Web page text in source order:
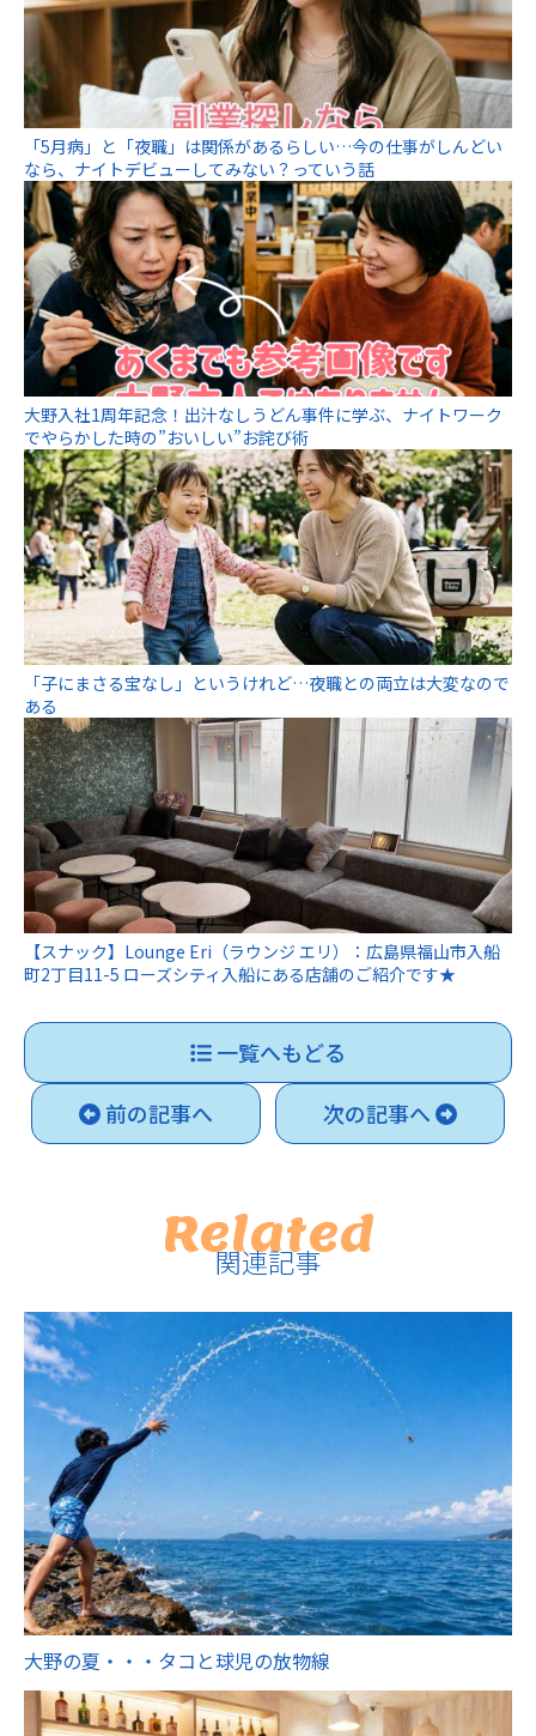
「5月病」と「夜職」は関係があるらしい…今の仕事がしんどい
なら、ナイトデビューしてみない？っていう話
大野入社1周年記念！出汁なしうどん事件に学ぶ、ナイトワーク
でやらかした時の”おいしい”お詫び術
「子にまさる宝なし」というけれど…夜職との両立は大変なので
ある
【スナック】Lounge Eri（ラウンジ エリ）：広島県福山市入船
町2丁目11-5 ローズシティ入船にある店舗のご紹介です★
一覧へもどる
前の記事へ
次の記事へ
Related
関連記事
大野の夏・・・タコと球児の放物線